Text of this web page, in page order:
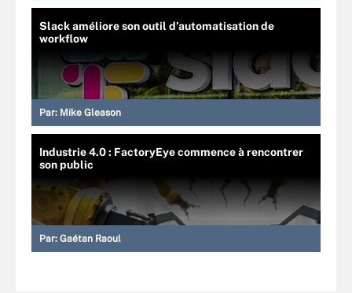
Slack améliore son outil d’automatisation de
workflow
Par: Mike Gleason
Industrie 4.0 : FactoryEye commence à rencontrer
son public
Par: Gaétan Raoul